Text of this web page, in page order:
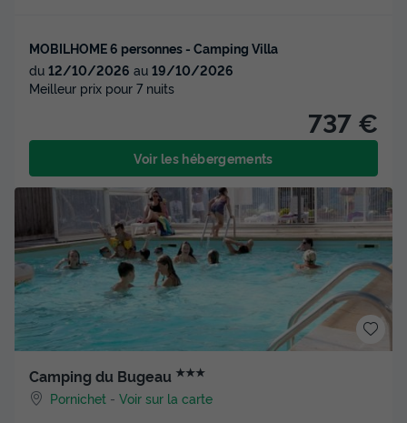
MOBILHOME 6 personnes - Camping Villa
du 12/10/2026 au 19/10/2026
Meilleur prix pour 7 nuits
737 €
Voir les hébergements
Camping du Bugeau ★★★
Pornichet -Voir sur la carte